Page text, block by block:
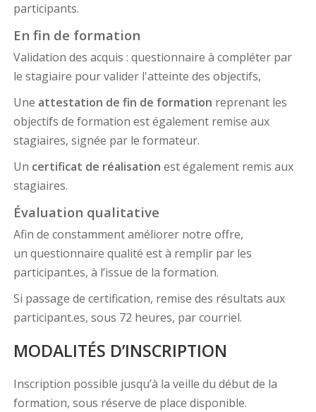
participants.
En fin de formation
Validation des acquis : questionnaire à compléter par
le stagiaire pour valider l'atteinte des objectifs,
Une attestation de fin de formation reprenant les
objectifs de formation est également remise aux
stagiaires, signée par le formateur.
Un certificat de réalisation est également remis aux
stagiaires.
Évaluation qualitative
Afin de constamment améliorer notre offre,
un questionnaire qualité est à remplir par les
participant.es, à l’issue de la formation.
Si passage de certification, remise des résultats aux
participant.es, sous 72 heures, par courriel.
MODALITÉS D’INSCRIPTION
Inscription possible jusqu’à la veille du début de la
formation, sous réserve de place disponible.